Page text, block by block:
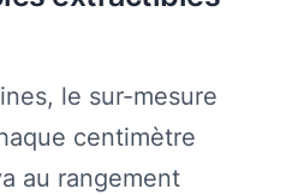
le sur-mesure
centimètre
au rangement